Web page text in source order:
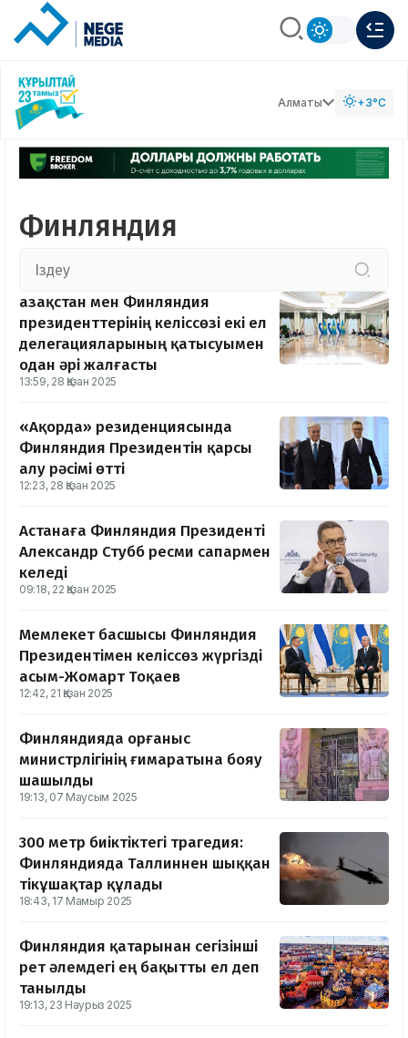
Алматы +3°C
Финляндия
Қазақстан мен Финляндия
президенттерінің келіссөзі екі ел
делегацияларының қатысуымен
одан әрі жалғасты
13:59, 28 Қазан 2025
«Ақорда» резиденциясында
Финляндия Президентін қарсы
алу рәсімі өтті
12:23, 28 Қазан 2025
Астанаға Финляндия Президенті
Александр Стубб ресми сапармен
келеді
09:18, 22 Қазан 2025
Мемлекет басшысы Финляндия
Президентімен келіссөз жүргізді
Қасым-Жомарт Тоқаев
12:42, 21 Қазан 2025
Финляндияда Қорғаныс
министрлігінің ғимаратына бояу
шашылды
19:13, 07 Маусым 2025
300 метр биіктіктегі трагедия:
Финляндияда Таллиннен шыққан
тікұшақтар құлады
18:43, 17 Мамыр 2025
Финляндия қатарынан сегізінші
рет әлемдегі ең бақытты ел деп
танылды
19:13, 23 Наурыз 2025